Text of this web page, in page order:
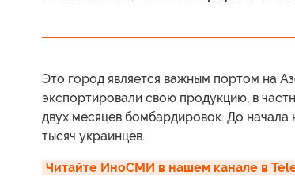
Это город является важным портом на
экспортировали свою продукцию, в
двух месяцев бомбардировок. До
тысяч украинцев.
Читайте ИноСМИ в нашем канале в